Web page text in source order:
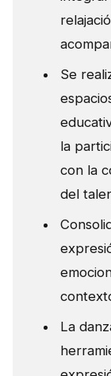
Se
la
con la
del
La